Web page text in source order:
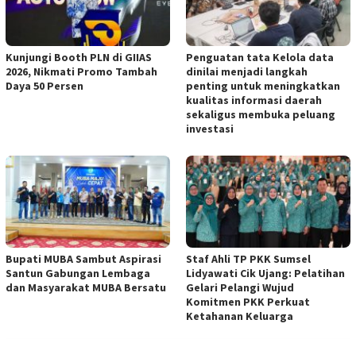
Kunjungi Booth PLN di GIIAS
2026, Nikmati Promo Tambah
Daya 50 Persen
Penguatan tata Kelola data
dinilai menjadi langkah
penting untuk meningkatkan
kualitas informasi daerah
sekaligus membuka peluang
investasi
Bupati MUBA Sambut Aspirasi
Santun Gabungan Lembaga
dan Masyarakat MUBA Bersatu
Staf Ahli TP PKK Sumsel
Lidyawati Cik Ujang: Pelatihan
Gelari Pelangi Wujud
Komitmen PKK Perkuat
Ketahanan Keluarga